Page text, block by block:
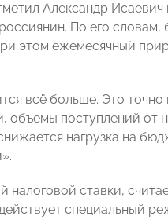
Александр
По его
этом ежемесячный
всё больше. Это точно
объемы поступлений от
нагрузка на
ставки,
специальный